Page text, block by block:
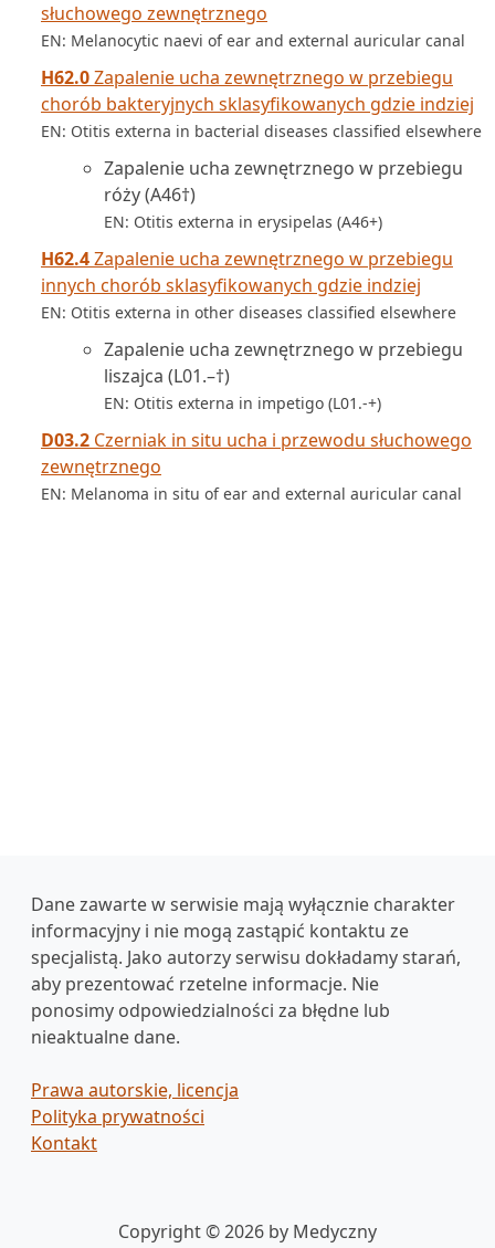
słuchowego zewnętrznego
EN: Melanocytic naevi of ear and external auricular canal
H62.0Zapalenie ucha zewnętrznego w przebiegu
chorób bakteryjnych sklasyfikowanych gdzie indziej
EN: Otitis externa in bacterial diseases classified elsewhere
Zapalenie ucha zewnętrznego w przebiegu
róży (A46†)
EN: Otitis externa in erysipelas (A46+)
H62.4Zapalenie ucha zewnętrznego w przebiegu
innych chorób sklasyfikowanych gdzie indziej
EN: Otitis externa in other diseases classified elsewhere
Zapalenie ucha zewnętrznego w przebiegu
liszajca (L01.–†)
EN: Otitis externa in impetigo (L01.-+)
D03.2 Czerniak in situ ucha i przewodu słuchowego
zewnętrznego
EN: Melanoma in situ of ear and external auricular canal
Dane zawarte w serwisie mają wyłącznie charakter
informacyjny i nie mogą zastąpić kontaktu ze
specjalistą. Jako autorzy serwisu dokładamy starań,
aby prezentować rzetelne informacje. Nie
ponosimy odpowiedzialności za błędne lub
nieaktualne dane.
Prawa autorskie, licencja
Polityka prywatności
Kontakt
Copyright © 2026 by Medyczny